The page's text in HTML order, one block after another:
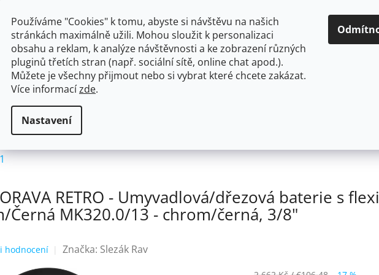
Používáme "Cookies" k tomu, abyste si návštěvu na našich
stránkách maximálně užili. Mohou sloužit k personalizaci
obsahu a reklam, k analýze návštěvnosti a ke zobrazení různých
pluginů třetích stran (např. sociální sítě, online chat apod.).
Můžete je všechny přijmout nebo si vybrat které chcete zakázat.
Více informacízde.
Nastavení
HLEDAT
100MM SE SPRCHOU
SLEZÁK RAV MORAVA RETRO - Umyvadlová/dřezová baterie s flexibilním
chrom/černá, 3/8"
RETRO - Umyvadlová/dřezová baterie s
Černá MK320.0/13 - chrom/černá, 3/8"
hodnocení Značka: Slezák Rav